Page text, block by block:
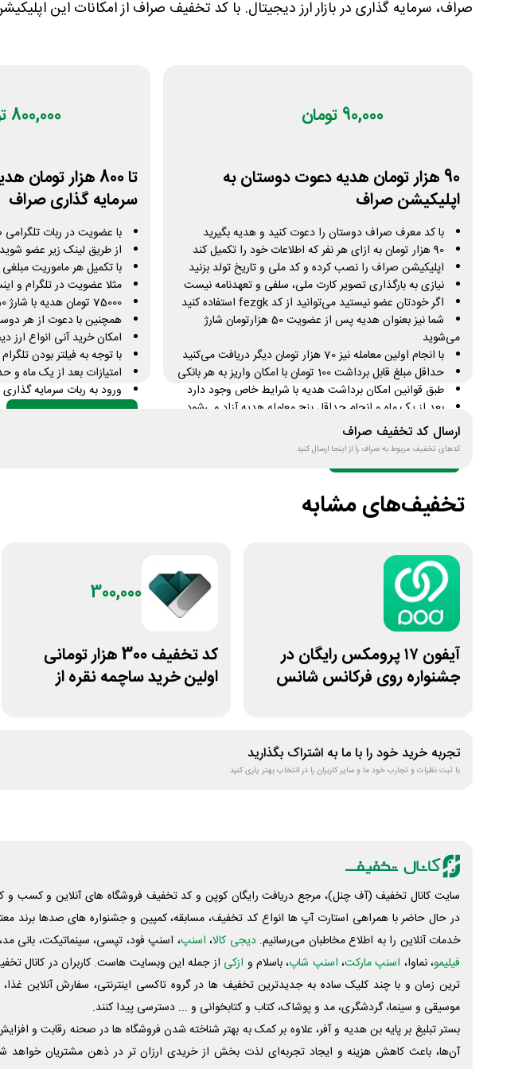
صراف، سرمایه گذاری در بازار ارز دیجیتال. با کد تخفیف صراف از امکانات این
90,000 تومان
90 هزار تومان هدیه دعوت دوستان به
اپلیکیشن صراف
با کد معرف صراف دوستان را دعوت کنید و هدیه بگیرید
90 هزار تومان به ازای هر نفر که اطلاعات خود را تکمیل کند
اپلیکیشن صراف را نصب کرده و کد ملی و تاریخ تولد بزنید
نیازی به بارگذاری تصویر کارت ملی، سلفی و تعهدنامه نیست
اگر خودتان عضو نیستید می‌توانید از کد fezgk استفاده کنید
شما نیز بعنوان هدیه پس از عضویت 50 هزارتومان شارژ
می‌شوید
با انجام اولین معامله نیز 70 هزار تومان دیگر دریافت می‌کنید
حداقل مبلغ قابل برداشت 100 تومان با امکان واریز به هر بانکی
طبق قوانین امکان برداشت هدیه با شرایط خاص وجود دارد
بعد از یک ماه و انجام حداقل پنج معامله هدیه آزاد می‌شود
نصب اپلیکیشن سرمایه گذاری صراف از «لینک خرید»
دریافت کد تخفیف
800,000 تومان
تا 800 هزار
سرمایه گذاری صراف
با عضویت در ربات
از طریق لینک زیر عضو
با تکمیل هر ماموریت
مثلا عضویت در تلگرام و
75000 تومان هدیه با شارژ 250 هزار تومانی حساب کاربری
همچنین با دعوت از هر دوست خود 40 هزار
امکان خرید آنی انواع ارز
با توجه به فیلتر بودن
امتیازات بعد از یک ماه و حداقل 5 معامله قابل
ورود به ربات سرمایه
ارسال کد تخفیف صراف
کدهای تخفیف مربوط بهصراف را از اینجا ارسال کنید
تخفیف‌های مشابه
آیفون ۱۷ پرومکس رایگان در
جشنواره روی فرکانس شانس
300,000
کد تخفیف 300 هزار تومانی
اولین خرید ساچمه نقره از
تجربه خرید خود را با ما به اشتراک بگذارید
با ثبت نظرات و تجارب خود ما و سایر کاربران را در انتخاب بهتر یاری کنید
سایت کانال تخفیف (آف چنل)، مرجع دریافت رایگان کوپن و کد تخفیف فروشگاه های آنلاین و کسب و‌
در حال حاضر با همراهی استارت آپ ها انواع کد تخفیف، مسابقه، کمپین و جشنواره های صدها برند
خدمات آنلاین را به اطلاع مخاطبان می‌رسانیم. دیجی کالا، اسنپ، اسنپ فود، تپسی، سینماتیکت، بانی مد،
فیلیمو، نماوا، اسنپ مارکت، اسنپ شاپ، باسلام و ازکی از جمله این وبسایت ‌هاست. کاربران در کانال
ترین زمان و با چند کلیک ساده به جدیدترین تخفیف ها در گروه تاکسی اینترنتی، سفارش آنلاین غذا،
موسیقی و سینما، گردشگری، مد و پوشاک، کتاب و کتابخوانی و ... دسترسی پیدا کنند.
بستر تبلیغ بر پایه بن هدیه و آفر، علاوه بر کمک به بهتر شناخته شدن فروشگاه ها در صحنه رقابت و
آن‌ها، باعث کاهش هزینه و ایجاد تجربه‌ای لذت بخش از خریدی ارزان تر در ذهن مشتریان خواهد